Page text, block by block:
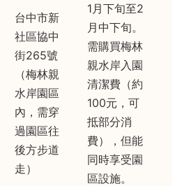
台中市新
社區協中
街265號
（梅林親
水岸園區
內，需穿
過園區往
後方步道
走）
1月下旬至2
月中下旬。
需購買梅林
親水岸入園
清潔費（約
100元，可
抵部分消
費），但能
同時享受園
區設施。